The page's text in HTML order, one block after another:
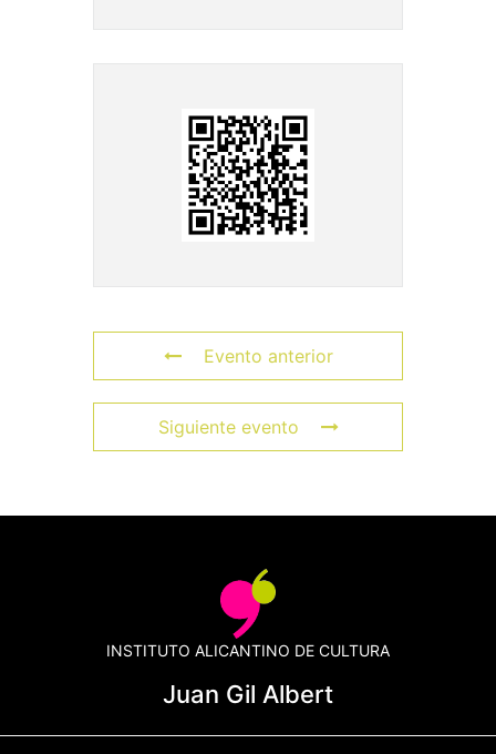
Evento anterior
Siguiente evento
INSTITUTO ALICANTINO DE CULTURA
Juan Gil Albert